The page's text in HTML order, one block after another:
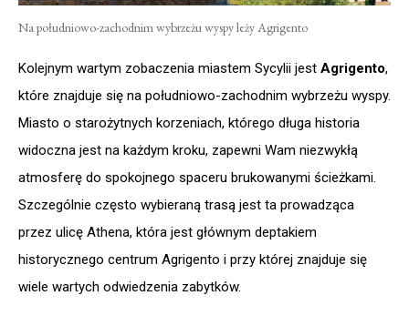
Na południowo-zachodnim wybrzeżu wyspy leży Agrigento
Kolejnym wartym zobaczenia miastem Sycylii jest Agrigento,
które znajduje się na południowo-zachodnim wybrzeżu wyspy.
Miasto o starożytnych korzeniach, którego długa historia
widoczna jest na każdym kroku, zapewni Wam niezwykłą
atmosferę do spokojnego spaceru brukowanymi ścieżkami.
Szczególnie często wybieraną trasą jest ta prowadząca
przez ulicę Athena, która jest głównym deptakiem
historycznego centrum Agrigento i przy której znajduje się
wiele wartych odwiedzenia zabytków.